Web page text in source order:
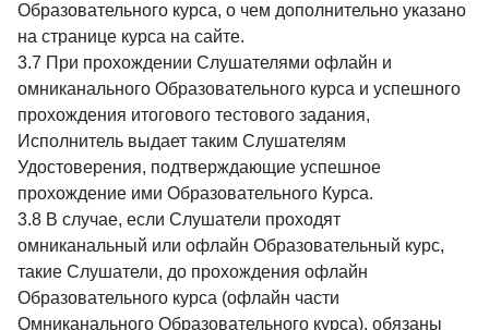
Образовательного курса, о чем дополнительно указано
на странице курса на сайте.
3.7 При прохождении Слушателями офлайн и
омниканального Образовательного курса и успешного
прохождения итогового тестового задания,
Исполнитель выдает таким Слушателям
Удостоверения, подтверждающие успешное
прохождение ими Образовательного Курса.
3.8 В случае, если Слушатели проходят
омниканальный или офлайн Образовательный курс,
такие Слушатели, до прохождения офлайн
Образовательного курса (офлайн части
Омниканального Образовательного курса), обязаны